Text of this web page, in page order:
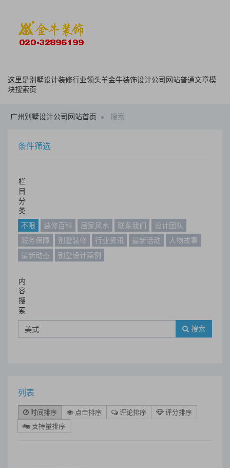
这里是别墅设计装修行业领头羊金牛装饰设计公司网站普通文章模
块搜索页
广州别墅设计公司网站首页 搜索
条件筛选
栏
目
分
类
不限
装修百科 居家风水 联系我们
设计团队
服务保障
别墅装修 行业资讯 最新活动
人物故事
最新动态
别墅设计案例
内
容
搜
索
搜索
列表
时间排序 点击排序 评论排序
评分排序
支持量排序